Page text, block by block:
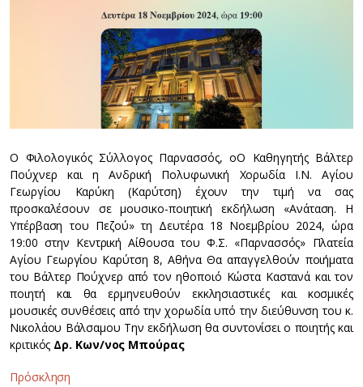
Ο Φιλολογικός Σύλλογος Παρνασσός, οΟ Καθηγητής Βάλτερ
Πούχνερ και η Ανδρική Πολυφωνική Χορωδία Ι.Ν. Αγίου
Γεωργίου Καρύκη (Καρύτση) έχουν την τιμή να σας
προσκαλέσουν σε μουσικο-ποιητική εκδήλωση «Ανάταση. Η
Υπέρβαση του Πεζού» τη Δευτέρα 18 Νοεμβρίου 2024, ώρα
19:00 στην Κεντρική Αίθουσα του Φ.Σ. «Παρνασσός» Πλατεία
Αγίου Γεωργίου Καρύτση 8, Αθήνα Θα απαγγελθούν ποιήματα
του Βάλτερ Πούχνερ από τον ηθοποιό Κώστα Καστανά και τον
ποιητή και θα ερμηνευθούν εκκλησιαστικές και κοσμικές
μουσικές συνθέσεις από την χορωδία υπό την διεύθυνση του κ.
Νικολάου Βάλσαμου Την εκδήλωση θα συντονίσει ο ποιητής και
κριτικός Δρ. Κων/νος Μπούρας
Πρόσκληση